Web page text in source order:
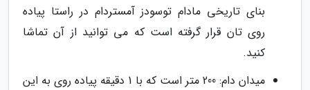
بنای تاریخی مادام توسودز آمستردام در راستا پیاده
روی تان قرار گرفته است که می توانید از آن تماشا
کنید.
میدان دام: 200 متر است که با 1 دقیقه پیاده روی به این